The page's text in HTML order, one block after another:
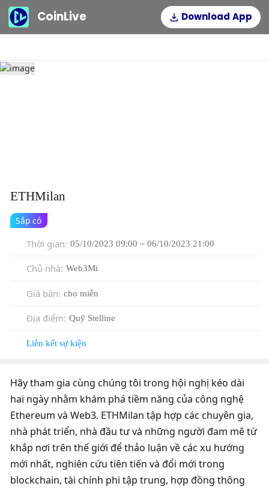
CoinLive Download App
ETHMilan
Sắp có
Thời gian: 05/10/2023 09:00 ~ 06/10/2023 21:00
Chủ nhà: Web3Mi
Giá bán: cho miễn
Địa điểm: Quỹ Stelline
Liên kết sự kiện
Hãy tham gia cùng chúng tôi trong hội nghị kéo dài
hai ngày nhằm khám phá tiềm năng của công nghệ
Ethereum và Web3. ETHMilan tập hợp các chuyên gia,
nhà phát triển, nhà đầu tư và những người đam mê từ
khắp nơi trên thế giới để thảo luận về các xu hướng
mới nhất, nghiên cứu tiên tiến và đổi mới trong
blockchain, tài chính phi tập trung, hợp đồng thông